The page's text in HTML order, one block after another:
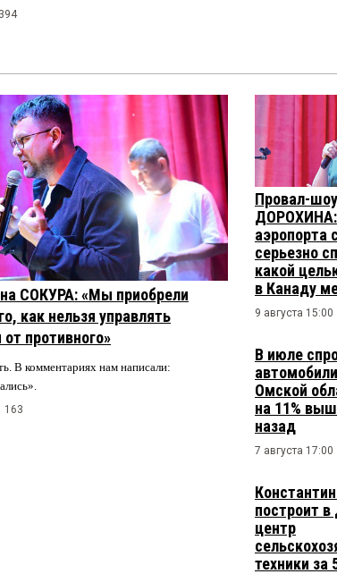
СОКУРА: «Мы приобрели
как нельзя управлять
противного»
В комментариях нам написали:
163
Провал-
ДОРОХИНА:
аэропорта
серьезно
какой
в Канаду
9 августа 15:00
В июле
Омской
на 11%
назад
7 августа 17:00
построит
центр
техники за